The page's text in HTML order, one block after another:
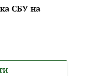
СБУ на